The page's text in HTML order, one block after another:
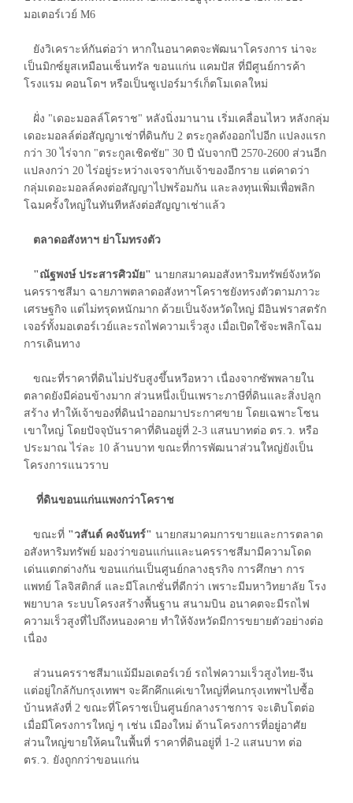
มอเตอร์เวย์ M6
ยังวิเคราะห์กันต่อว่า หากในอนาคตจะพัฒนาโครงการ น่าจะ
เป็นมิกซ์ยูสเหมือนเซ็นทรัล ขอนแก่น แคมปัส ที่มีศูนย์การค้า
โรงแรม คอนโดฯ หรือเป็นซูเปอร์มาร์เก็ตโมเดลใหม่
ฝั่ง "เดอะมอลล์โคราช" หลังนิ่งมานาน เริ่มเคลื่อนไหว หลังกลุ่ม
เดอะมอลล์ต่อสัญญาเช่าที่ดินกับ 2 ตระกูลดังออกไปอีก แปลงแรก
กว่า 30 ไร่จาก "ตระกูลเชิดชัย" 30 ปี นับจากปี 2570-2600 ส่วนอีก
แปลงกว่า 20 ไร่อยู่ระหว่างเจรจากับเจ้าของอีกราย แต่คาดว่า
กลุ่มเดอะมอลล์คงต่อสัญญาไปพร้อมกัน และลงทุนเพิ่มเพื่อพลิก
โฉมครั้งใหญ่ในทันทีหลังต่อสัญญาเช่าแล้ว
ตลาดอสังหาฯ ย่าโมทรงตัว
"ณัฐพงษ์ ประสารศิวมัย" นายกสมาคมอสังหาริมทรัพย์จังหวัด
นครราชสีมา ฉายภาพตลาดอสังหาฯโคราชยังทรงตัวตามภาวะ
เศรษฐกิจ แต่ไม่ทรุดหนักมาก ด้วยเป็นจังหวัดใหญ่ มีอินฟราสตรัก
เจอร์ทั้งมอเตอร์เวย์และรถไฟความเร็วสูง เมื่อเปิดใช้จะพลิกโฉม
การเดินทาง
ขณะที่ราคาที่ดินไม่ปรับสูงขึ้นหวือหวา เนื่องจากซัพพลายใน
ตลาดยังมีค่อนข้างมาก ส่วนหนึ่งเป็นเพราะภาษีที่ดินและสิ่งปลูก
สร้าง ทำให้เจ้าของที่ดินนำออกมาประกาศขาย โดยเฉพาะโซน
เขาใหญ่ โดยปัจจุบันราคาที่ดินอยู่ที่ 2-3 แสนบาทต่อ ตร.ว. หรือ
ประมาณ ไร่ละ 10 ล้านบาท ขณะที่การพัฒนาส่วนใหญ่ยังเป็น
โครงการแนวราบ
ที่ดินขอนแก่นแพงกว่าโคราช
ขณะที่ "วสันต์ คงจันทร์" นายกสมาคมการขายและการตลาด
อสังหาริมทรัพย์ มองว่าขอนแก่นและนครราชสีมามีความโดด
เด่นแตกต่างกัน ขอนแก่นเป็นศูนย์กลางธุรกิจ การศึกษา การ
แพทย์ โลจิสติกส์ และมีโลเกชั่นที่ดีกว่า เพราะมีมหาวิทยาลัย โรง
พยาบาล ระบบโครงสร้างพื้นฐาน สนามบิน อนาคตจะมีรถไฟ
ความเร็วสูงที่ไปถึงหนองคาย ทำให้จังหวัดมีการขยายตัวอย่างต่อ
เนื่อง
ส่วนนครราชสีมาแม้มีมอเตอร์เวย์ รถไฟความเร็วสูงไทย-จีน
แต่อยู่ใกล้กับกรุงเทพฯ จะคึกคึกแค่เขาใหญ่ที่คนกรุงเทพฯไปซื้อ
บ้านหลังที่ 2 ขณะที่โคราชเป็นศูนย์กลางราชการ จะเติบโตต่อ
เมื่อมีโครงการใหญ่ ๆ เช่น เมืองใหม่ ด้านโครงการที่อยู่อาศัย
ส่วนใหญ่ขายให้คนในพื้นที่ ราคาที่ดินอยู่ที่ 1-2 แสนบาท ต่อ
ตร.ว. ยังถูกกว่าขอนแก่น